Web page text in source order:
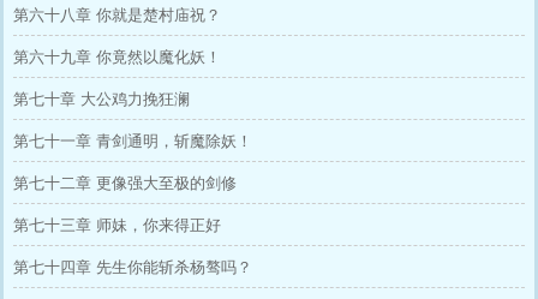
第六十八章 你就是楚村庙祝？
第六十九章 你竟然以魔化妖！
第七十章 大公鸡力挽狂澜
第七十一章 青剑通明，斩魔除妖！
第七十二章 更像强大至极的剑修
第七十三章 师妹，你来得正好
第七十四章 先生你能斩杀杨骜吗？